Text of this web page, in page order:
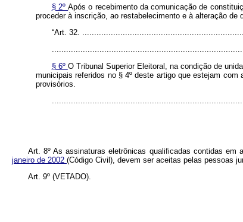
§ 2ºApós o recebimento da comunicação de
proceder à inscrição, ao restabelecimento e à alteração
“Art. 32.
§ 6º O Tribunal Superior Eleitoral, na condição de
municipais referidos no § 4º deste artigo que estejam
provisórios.
Art. 8º As assinaturas eletrônicas qualificadas contidas
janeiro de 2002 (Código Civil), devem ser aceitas pelas pessoas
Art. 9º (VETADO).